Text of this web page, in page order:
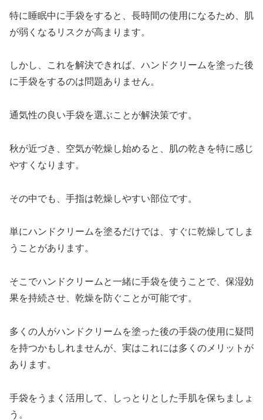
特に睡眠中に手袋をすると、長時間の使用になるため、肌
が弱くなるリスクが高まります。
しかし、これを解決できれば、ハンドクリームを塗った後
に手袋をするのは問題ありません。
通気性の良い手袋を選ぶことが解決策です。
秋が近づき、空気が乾燥し始めると、肌の乾きを特に感じ
やすくなります。
その中でも、手指は乾燥しやすい部位です。
単にハンドクリームを塗るだけでは、すぐに乾燥してしま
うことがあります。
そこでハンドクリームと一緒に手袋を使うことで、保湿効
果を持続させ、乾燥を防ぐことが可能です。
多くの人がハンドクリームを塗った後の手袋の使用に疑問
を持つかもしれませんが、実はこれには多くのメリットが
あります。
手袋をうまく活用して、しっとりとした手肌を保ちましょ
う。